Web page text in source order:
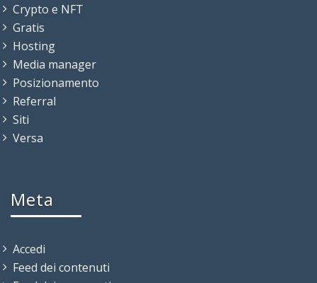
Crypto e NFT
Gratis
Hosting
Media manager
Posizionamento
Referral
Siti
Versa
Meta
Accedi
Feed dei contenuti